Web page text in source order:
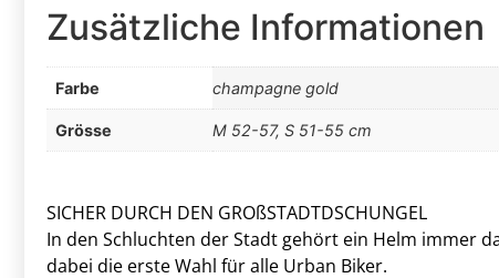
Zusätzliche Informationen
Farbe champagne gold
Grösse M 52-57, S 51-55 cm
SICHER DURCH DEN GROßSTADTDSCHUNGEL
In den Schluchten der Stadt gehört ein Helm immer
dabei die erste Wahl für alle Urban Biker.